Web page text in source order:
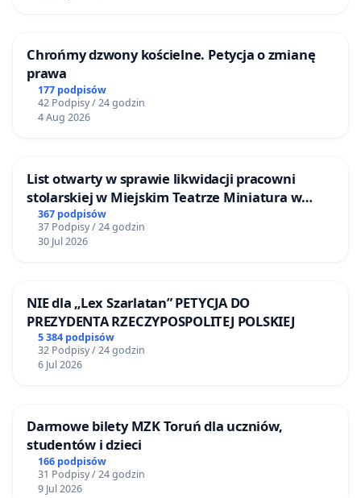
Chrońmy dzwony kościelne. Petycja o zmianę
prawa
177 podpisów
42 Podpisy / 24 godzin
4 Aug 2026
List otwarty w sprawie likwidacji pracowni
stolarskiej w Miejskim Teatrze Miniatura w
Gdańsku
367 podpisów
37 Podpisy / 24 godzin
30 Jul 2026
NIE dla „Lex Szarlatan” PETYCJA DO
PREZYDENTA RZECZYPOSPOLITEJ POLSKIEJ
5 384 podpisów
32 Podpisy / 24 godzin
6 Jul 2026
Darmowe bilety MZK Toruń dla uczniów,
studentów i dzieci
166 podpisów
31 Podpisy / 24 godzin
9 Jul 2026